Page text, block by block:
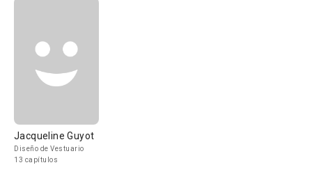
Jacqueline Guyot
Diseño de Vestuario
13 capítulos